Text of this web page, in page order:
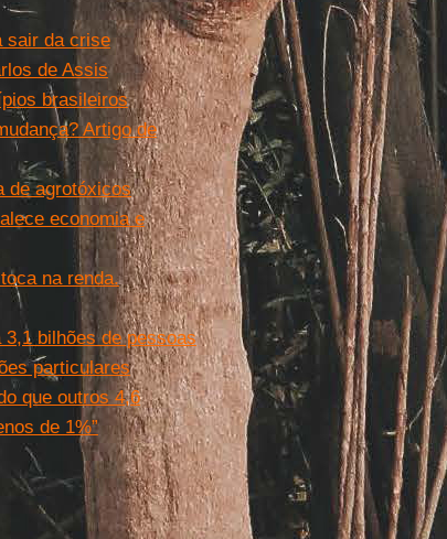
sair da crise
de Assis
brasileiros
Artigo de
de agrotóxicos
economia e
na renda.
bilhões de pessoas
particulares
que outros 4,6
de 1%”